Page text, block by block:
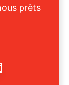
prêts